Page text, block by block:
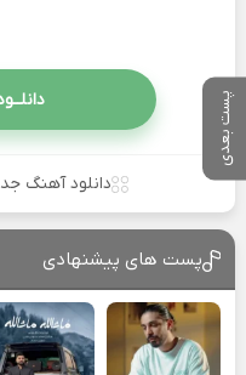
پست بعدی
دانلود آهنگ
پست های پیشنهادی